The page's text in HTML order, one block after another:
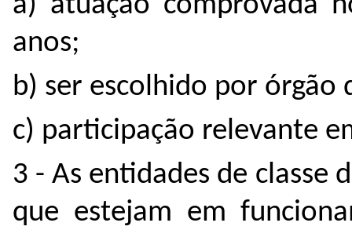
anos;
b) ser escolhido por
c) participação relevante
3 - As entidades de classe
que estejam em